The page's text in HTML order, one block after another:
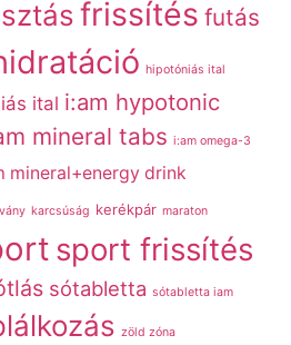
frissítés futás
hipotóniás ital
ital i:am hypotonic
mineral tabs i:am omega-3
mineral+energy drink
karcsúság kerékpár maraton
sport frissítés
sótabletta sótabletta iam
zöld zóna